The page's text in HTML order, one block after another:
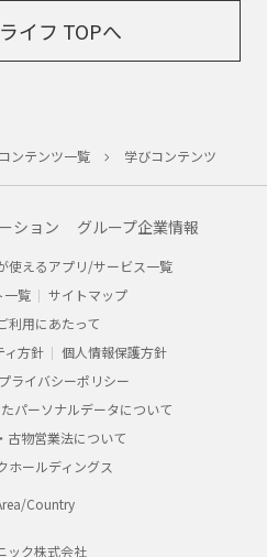
イフ TOPへ
コンテンツ一覧 学びコンテンツ
ション グループ企業情報
使えるアプリ/サービス一覧
一覧
サイトマップ
利用にあたって
ィ方針
個人情報保護方針
ライバシーポリシー
パーソナルデータについて
古物営業法について
ホールディングス
Country
ック株式会社